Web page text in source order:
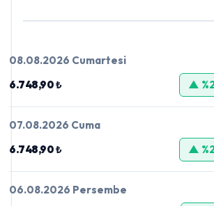
08.08.2026 Cumartesi
6.748,90 ₺
▲
07.08.2026 Cuma
6.748,90 ₺
▲
06.08.2026 Persembe